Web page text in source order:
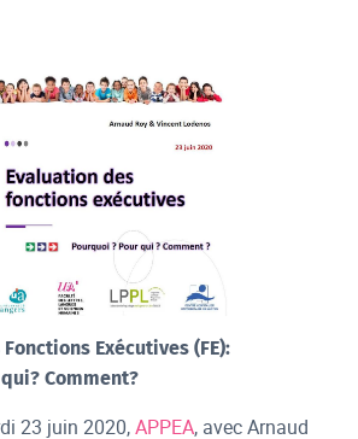
Exécutives (FE):
Comment?
23 juin 2020,APPEA, avec Arnaud